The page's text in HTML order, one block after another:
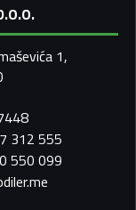
1,
312 555
550 099